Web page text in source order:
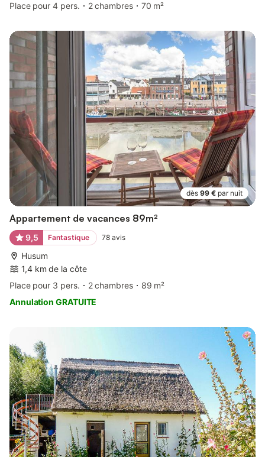
Place pour 4 pers.
2 chambres 70 m²
dès 99 € par nuit
Appartement de vacances 89m²
9,5 Fantastique 78 avis
Husum
1,4 km de la côte
Place pour 3 pers.
2 chambres
89 m²
Annulation GRATUITE